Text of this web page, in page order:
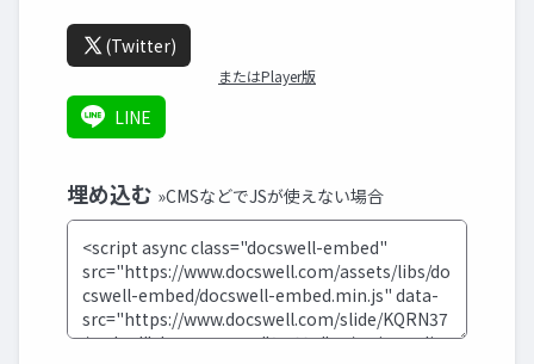
(Twitter)
またはPlayer版
LINE
埋め込む »CMSなどでJSが使えない場合